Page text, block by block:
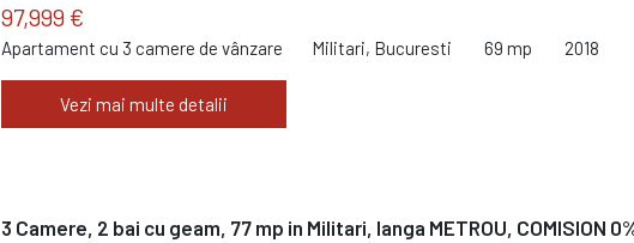
97,999 €
Apartament cu 3 camere de vânzare Militari, Bucuresti 69 mp 2018
Vezi mai multe detalii
3 Camere, 2 bai cu geam, 77 mp in Militari, langa METROU, COMISION